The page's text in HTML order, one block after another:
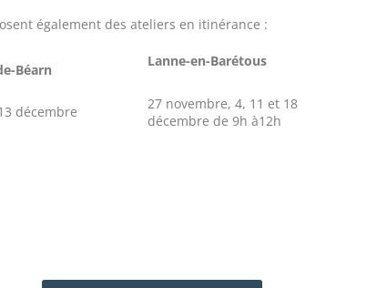
également des ateliers en itinérance :
Béarn
Lanne-en-Barétous
décembre
27 novembre, 4, 11 et 18
décembre de 9h à12h